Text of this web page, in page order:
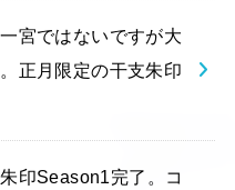
宮ではないですが大
正月限定の干支朱印
印Season1完了。コ